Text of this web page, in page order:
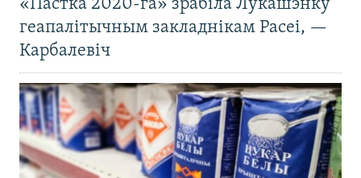
«Пастка 2020-га» зрабіла Лукашэнку
геапалітычным закладнікам Расеі, —
Карбалевіч